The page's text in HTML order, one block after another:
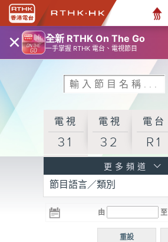
× 全新 RTHK On The Go
一手掌握 RTHK 電台、電視節目
電視
31
電視
32
電台
R1
R3
電台 電台
R5
電台
普通
更多頻道
節目語言／類別
由 至
重設